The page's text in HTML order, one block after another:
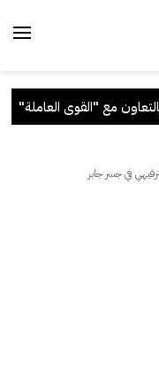
في جسر جابر